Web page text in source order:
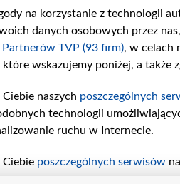
na korzystanie z technologii
danych osobowych przez
TVP (93 firm), w celach
wskazujemy poniżej, a
naszych poszczególnych
technologii
ruchu w Internecie.
Ciebie poszczególnych serwisów
w serwisach Portalu czy